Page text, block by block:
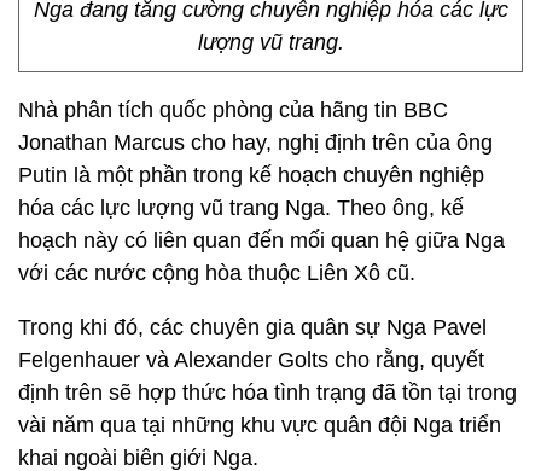
Nga đang tăng cường chuyên nghiệp hóa các lực
lượng vũ trang.
Nhà phân tích quốc phòng của hãng tin BBC
Jonathan Marcus cho hay, nghị định trên của ông
Putin là một phần trong kế hoạch chuyên nghiệp
hóa các lực lượng vũ trang Nga. Theo ông, kế
hoạch này có liên quan đến mối quan hệ giữa Nga
với các nước cộng hòa thuộc Liên Xô cũ.
Trong khi đó, các chuyên gia quân sự Nga Pavel
Felgenhauer và Alexander Golts cho rằng, quyết
định trên sẽ hợp thức hóa tình trạng đã tồn tại trong
vài năm qua tại những khu vực quân đội Nga triển
khai ngoài biên giới Nga.